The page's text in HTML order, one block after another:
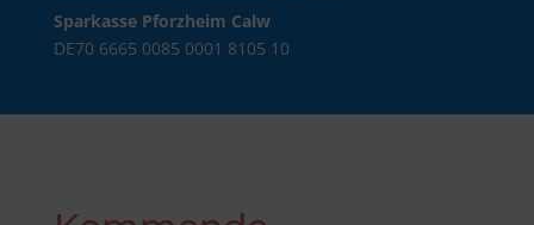
Sparkasse Pforzheim Calw
DE70 6665 0085 0001 8105 10